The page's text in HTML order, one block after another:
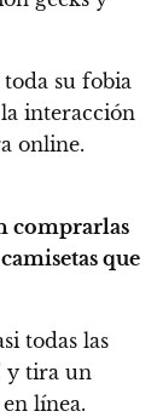
toda su fobia
interacción
online.
comprarlas
que
todas las
y tira un
línea.